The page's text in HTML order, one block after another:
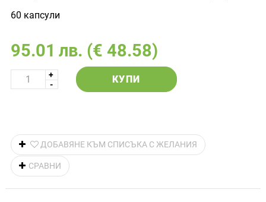
60 капсули
95.01 лв. (€ 48.58)
КУПИ
ДОБАВЯНЕ КЪМ СПИСЪКА С ЖЕЛАНИЯ
СРАВНИ